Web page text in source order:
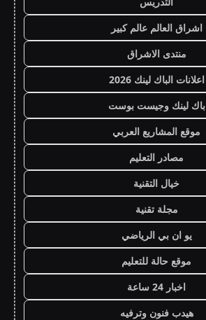
اشراق العالم عالم كبير
منتدى الاشراق
اعلانات الباك لينك 2026
باك لينك وجيست بوست
موقع المشاريع العربي
مصادر التعليم
خيال التقنية
مجلة تقنية
يو ان بي الرياضي
موقع حالة للتعليم
اخبار 24 ساعة
هيدب فنون وترفيه